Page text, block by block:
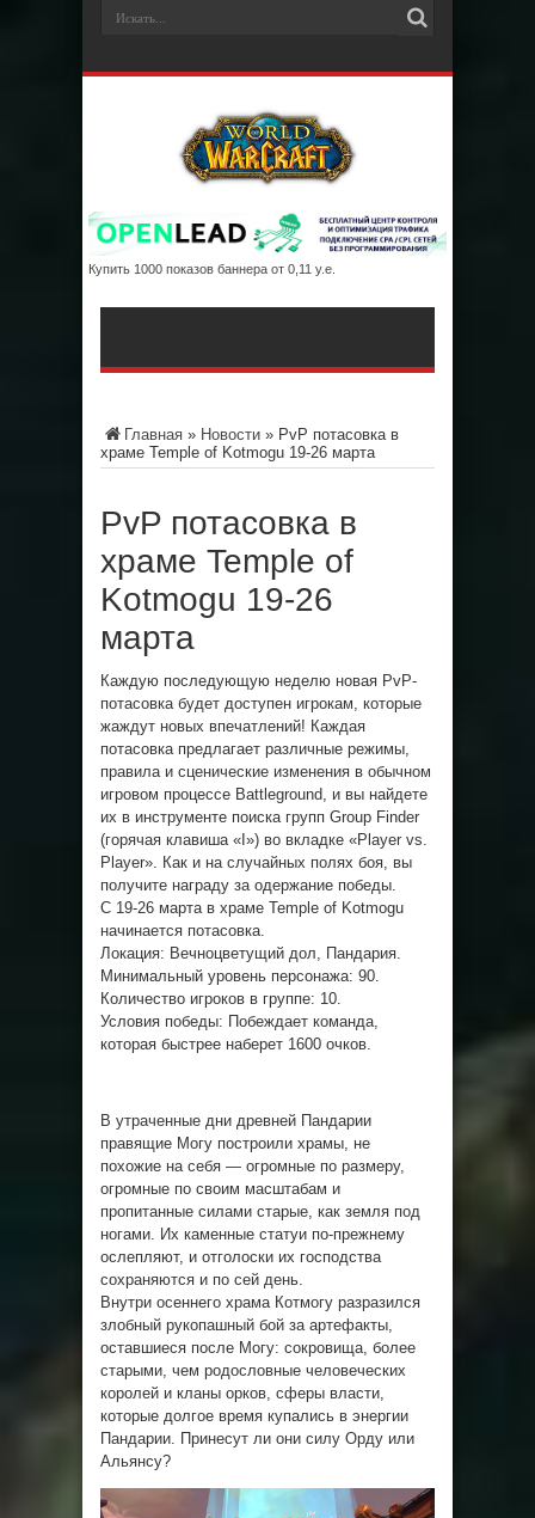
Купить 1000 показов баннера от 0,11 у.е.
Главная » Новости » PvP потасовка в
храме Temple of Kotmogu 19-26 марта
PvP потасовка в
храме Temple of
Kotmogu 19-26
марта
Каждую последующую неделю новая PvP-
потасовка будет доступен игрокам, которые
жаждут новых впечатлений! Каждая
потасовка предлагает различные режимы,
правила и сценические изменения в обычном
игровом процессе Battleground, и вы найдете
их в инструменте поиска групп Group Finder
(горячая клавиша «I») во вкладке «Player vs.
Player». Как и на случайных полях боя, вы
получите награду за одержание победы.
С 19-26 марта в храме Temple of Kotmogu
начинается потасовка.
Локация: Вечноцветущий дол, Пандария.
Минимальный уровень персонажа: 90.
Количество игроков в группе: 10.
Условия победы: Побеждает команда,
которая быстрее наберет 1600 очков.
В утраченные дни древней Пандарии
правящие Могу построили храмы, не
похожие на себя — огромные по размеру,
огромные по своим масштабам и
пропитанные силами старые, как земля под
ногами. Их каменные статуи по-прежнему
ослепляют, и отголоски их господства
сохраняются и по сей день.
Внутри осеннего храма Котмогу разразился
злобный рукопашный бой за артефакты,
оставшиеся после Могу: сокровища, более
старыми, чем родословные человеческих
королей и кланы орков, сферы власти,
которые долгое время купались в энергии
Пандарии. Принесут ли они силу Орду или
Альянсу?